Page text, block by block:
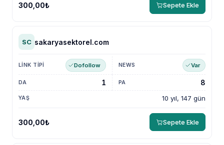
300,00₺ Sepete Ekle
SC sakaryasektorel.com
Dofollow Var
10 yıl, 147 gün
1 8
300,00₺ Sepete Ekle